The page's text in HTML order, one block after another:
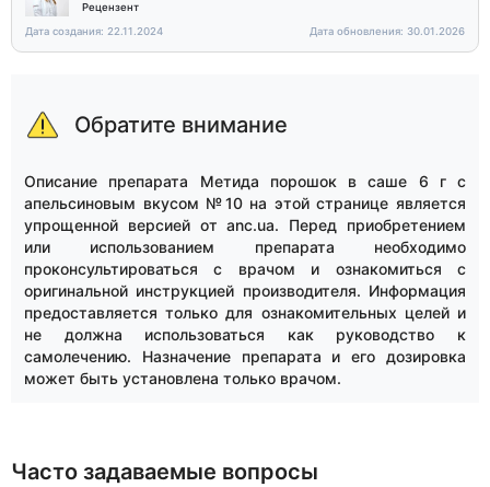
Рецензент
Дата создания: 22.11.2024
Дата обновления: 30.01.2026
Обратите внимание
Описание препарата Метида порошок в саше 6 г с
апельсиновым вкусом №10 на этой странице является
упрощенной версией от anc.ua. Перед приобретением
или использованием препарата необходимо
проконсультироваться с врачом и ознакомиться с
оригинальной инструкцией производителя. Информация
предоставляется только для ознакомительных целей и
не должна использоваться как руководство к
самолечению. Назначение препарата и его дозировка
может быть установлена только врачом.
Часто задаваемые вопросы